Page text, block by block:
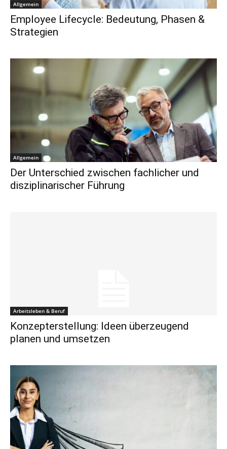
Allgemein
Employee Lifecycle: Bedeutung, Phasen &
Strategien
Allgemein
Der Unterschied zwischen fachlicher und
disziplinarischer Führung
Arbeitsleben & Beruf
Konzepterstellung: Ideen überzeugend
planen und umsetzen